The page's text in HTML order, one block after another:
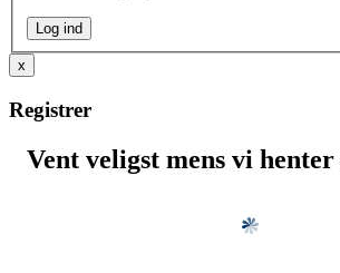
x
Registrer
Vent veligst mens vi